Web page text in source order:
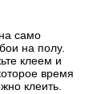
само
на полу.
клеем и
время
клеить.